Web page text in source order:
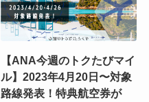
【ANA今週のトクたびマイ
ル】2023年4月20日〜対象
路線発表！特典航空券が